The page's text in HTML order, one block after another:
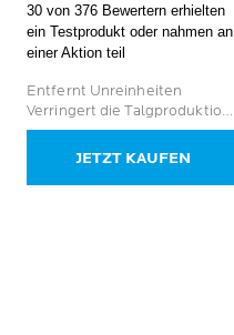
von
5
Sternen.
Bewertungen
30 von 376 Bewertern erhielten
ein Testprodukt oder nahmen an
einer Aktion teil
Entfernt Unreinheiten
Verringert die Talgproduktion
Korrigiert hartnäckige Makel
und FleckenJETZT KAUFEN